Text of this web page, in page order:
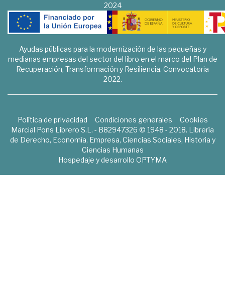
2024
Ayudas públicas para la modernización de las pequeñas y
medianas empresas del sector del libro en el marco del Plan de
Recuperación, Transformación y Resiliencia. Convocatoria
2022.
Política de privacidad Condiciones generales
Cookies
Marcial Pons Librero S.L. - B82947326 © 1948 - 2018. Librería
de Derecho, Economía, Empresa, Ciencias Sociales, Historia y
Ciencias Humanas
Hospedaje y desarrollo OPTYMA